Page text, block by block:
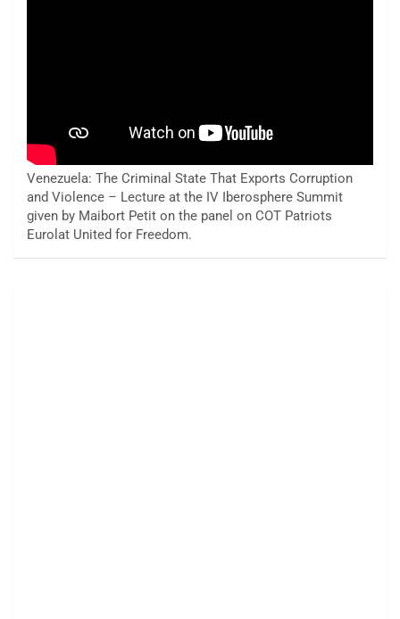
Venezuela: The Criminal State That Exports Corruption
and Violence – Lecture at the IV Iberosphere Summit
given by Maibort Petit on the panel on COT Patriots
Eurolat United for Freedom.